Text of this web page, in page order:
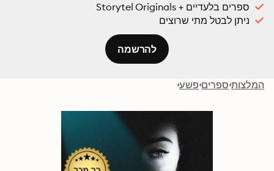
ספרים בלעדיים + Storytel Originals
ניתן לבטל מתי שרוצים
להרשמה
המלצות ספרים פשע